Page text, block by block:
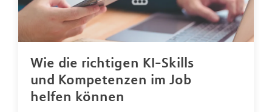
Wie die richtigen KI-Skills
und Kompetenzen im Job
helfen können